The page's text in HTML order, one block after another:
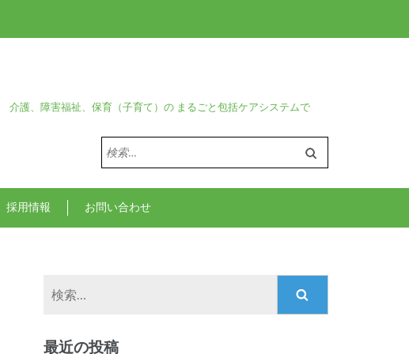
介護、障害福祉、保育（子育て）の まるごと包括ケアシステムで
検
索:
採用情報 お問い合わせ
最近の投稿